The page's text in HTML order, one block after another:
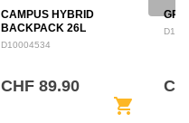
CAMPUS HYBRID
BACKPACK 26L
D10004534
CHF 89.90
shopping_cart